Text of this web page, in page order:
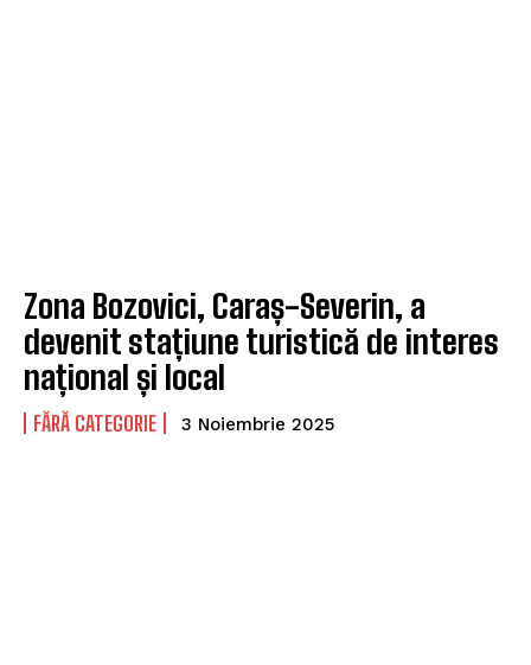
Zona Bozovici, Caraș-Severin, a
devenit stațiune turistică de interes
național și local
FĂRĂ CATEGORIE 3 Noiembrie 2025